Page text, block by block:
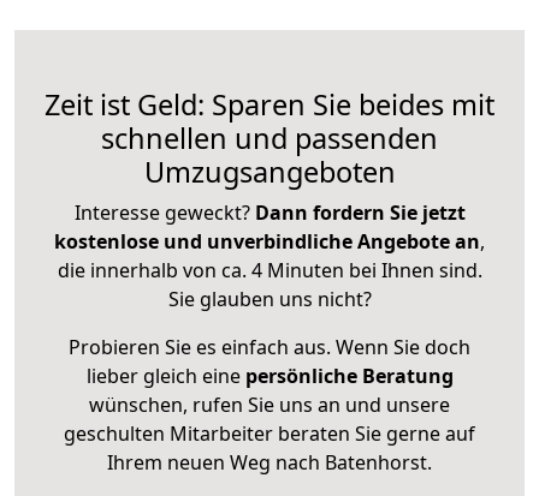
Zeit ist Geld: Sparen Sie beides mit
schnellen und passenden
Umzugsangeboten
Interesse geweckt? Dann fordern Sie jetzt
kostenlose und unverbindliche Angebote an,
die innerhalb von ca. 4 Minuten bei Ihnen sind.
Sie glauben uns nicht?
Probieren Sie es einfach aus. Wenn Sie doch
lieber gleich eine persönliche Beratung
wünschen, rufen Sie uns an und unsere
geschulten Mitarbeiter beraten Sie gerne auf
Ihrem neuen Weg nach Batenhorst.